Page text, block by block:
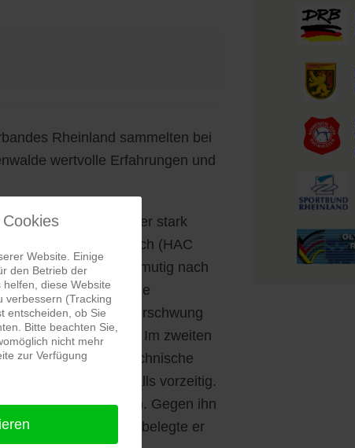
Rheinland sammelten bei
wertvolle Erfahrungen und
Boden), der in der stark
er auf Taylan Gluch (HAC
Start, kämpfte mutig nach
eine ausbleibende
einen Schulterschwung
Gusev zeigte Moral. Im zweiten
souverän durch technische
aus Hösbach ebenfalls vorzeitig.
der Turnierfavoriten. Gegen ihn
Am Ende belegte er
Website. Einige
den Betrieb der
diese Website
verbessern (Tracking
entscheiden, ob Sie
Bitte beachten Sie,
nicht mehr
zur Verfügung